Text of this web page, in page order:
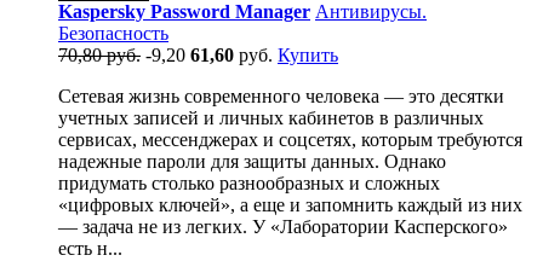
Kaspersky Password Manager Антивирусы.
Безопасность
70,80 руб. -9,20 61,60 руб. Купить
Сетевая жизнь современного человека — это десятки
учетных записей и личных кабинетов в различных
сервисах, мессенджерах и соцсетях, которым требуются
надежные пароли для защиты данных. Однако
придумать столько разнообразных и сложных
«цифровых ключей», а еще и запомнить каждый из них
— задача не из легких. У «Лаборатории Касперского»
есть н...